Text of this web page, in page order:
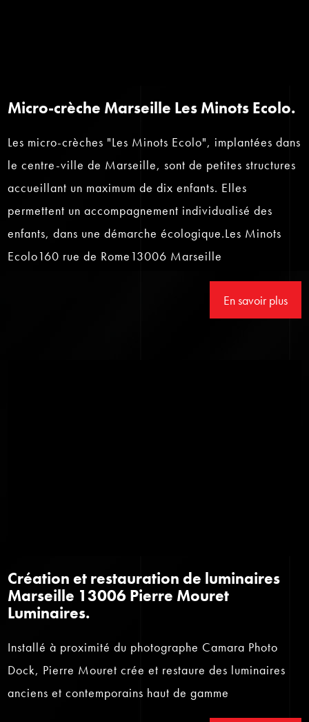
Micro-crèche Marseille Les Minots Ecolo.
Les micro-crèches "Les Minots Ecolo", implantées dans
le centre-ville de Marseille, sont de petites structures
accueillant un maximum de dix enfants. Elles
permettent un accompagnement individualisé des
enfants, dans une démarche écologique.Les Minots
Ecolo160 rue de Rome13006 Marseille
En savoir plus
Création et restauration de luminaires
Marseille 13006 Pierre Mouret
Luminaires.
Installé à proximité du photographe Camara Photo
Dock, Pierre Mouret crée et restaure des luminaires
anciens et contemporains haut de gamme